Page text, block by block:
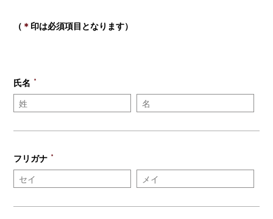
（ ＊ 印は必須項目となります）
氏名 ＊
フリガナ ＊